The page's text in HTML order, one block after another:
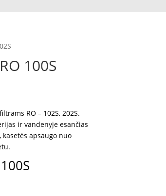
100S
RO – 102S, 202S.
ir vandenyje esančias
apsaugo nuo